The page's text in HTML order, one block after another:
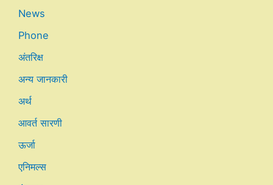
News
Phone
अंतरिक्ष
अन्य जानकारी
अर्थ
आवर्त सारणी
ऊर्जा
एनिमल्स